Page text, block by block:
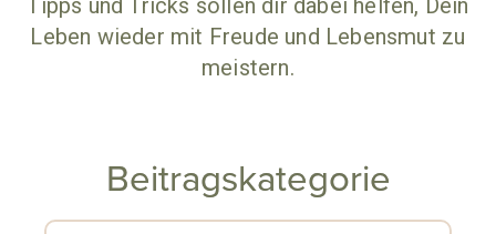
Tipps und Tricks sollen dir dabei helfen, Dein
Leben wieder mit Freude und Lebensmut zu
meistern.
Beitragskategorie